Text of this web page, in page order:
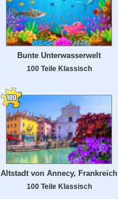
Bunte Unterwasserwelt
100 Teile Klassisch
Altstadt von Annecy, Frankreich
100 Teile Klassisch